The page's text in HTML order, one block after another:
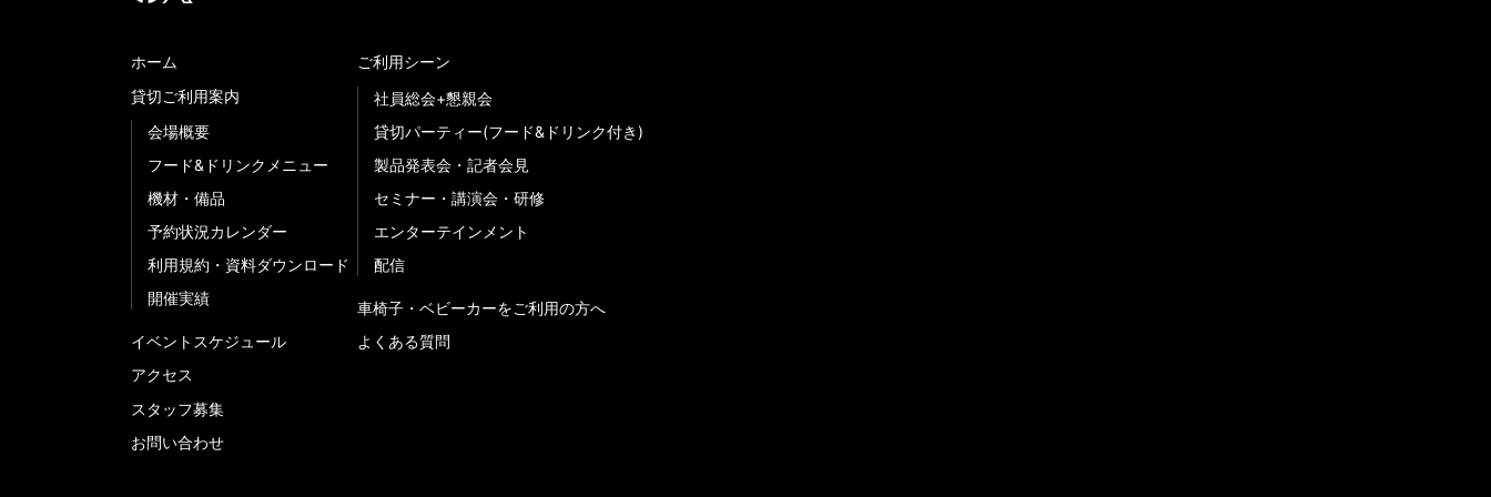
ホーム
貸切ご利用案内
会場概要
フード&ドリンクメニュー
機材・備品
予約状況カレンダー
利用規約・資料ダウンロード
開催実績
イベントスケジュール
アクセス
スタッフ募集
お問い合わせ
ご利用シーン
社員総会+懇親会
貸切パーティー(フード&ドリンク付き)
製品発表会・記者会見
セミナー・講演会・研修
エンターテインメント
配信
車椅子・ベビーカーをご利用の方へ
よくある質問